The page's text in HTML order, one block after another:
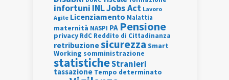
infortuni INLJobs Act Lavoro
Agile Licenziamento Malattia
maternità NASPI PA Pensione
privacy RdC Reddito di Cittadinanza
retribuzionesicurezza Smart
Working somministrazione
statisticheStranieri
tassazione Tempo determinato